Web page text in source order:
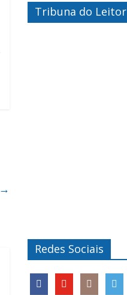
→
Tribuna do Leitor
Redes Sociais